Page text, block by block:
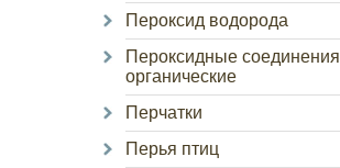
Пероксид водорода
Пероксидные соединения
органические
Перчатки
Перья птиц